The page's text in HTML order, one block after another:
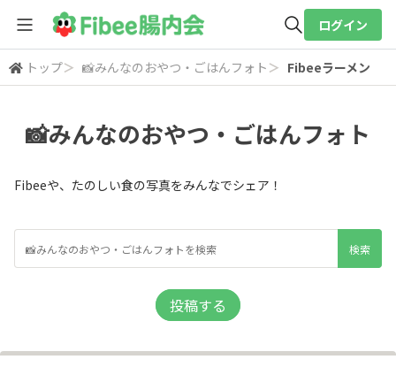
全体検索
検索
ログイン
トップ＞ 📸みんなのおやつ・ごはんフォト ＞ Fibeeラーメン
📸みんなのおやつ・ごはんフォト
Fibeeや、たのしい食の写真をみんなでシェア！
投稿する